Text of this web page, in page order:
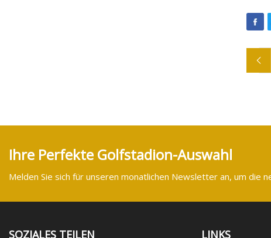
Ihre Perfekte Golfstadion-Auswahl
Melden Sie sich für unseren monatlichen Newsletter an, um die
SOZIALES TEILEN LINKS